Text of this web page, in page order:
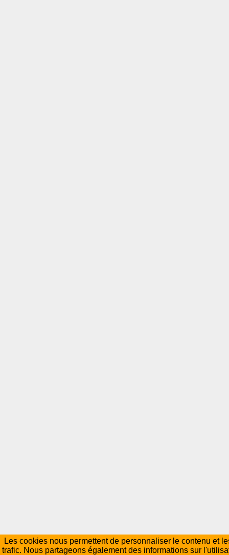
Les cookies nous permettent de personnaliser le contenu et
trafic. Nous partageons également des informations sur